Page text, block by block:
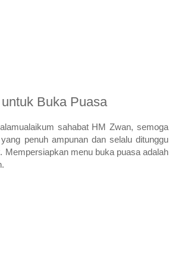
Buka Puasa
sahabat HM Zwan, semoga
penuh ampunan dan selalu ditunggu
Mempersiapkan menu buka puasa adalah